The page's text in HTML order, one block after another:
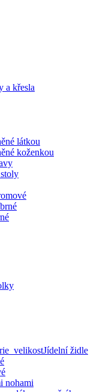
a křesla
látkou
koženkou
Jídelní židle
nohami